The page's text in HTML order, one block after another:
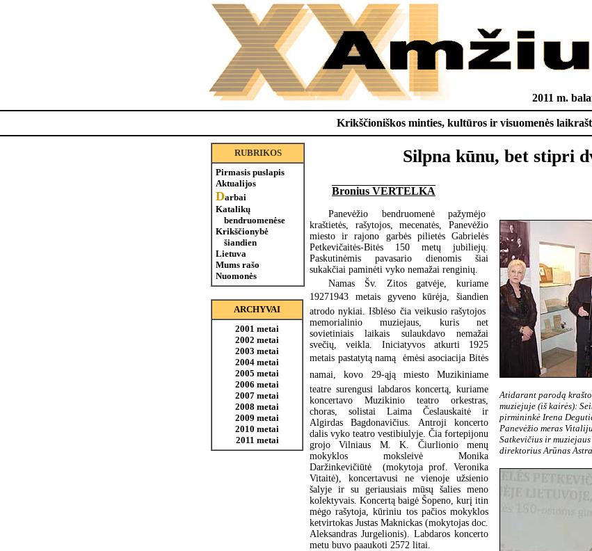
2011 m.
Krikščioniškos minties, kultūros ir visuomenės
RUBRIKOS
Pirmasis puslapis
Aktualijos
Darbai
Katalikų
bendruomenėse
Krikščionybė
šiandien
Lietuva
Mums rašo
Nuomonės
ARCHYVAI
2001 metai
2002 metai
2003 metai
2004 metai
2005 metai
2006 metai
2007 metai
2008 metai
2009 metai
2010 metai
2011 metai
Silpna kūnu, bet stipri
Bronius VERTELKA
Atidarant parodą
muziejuje (iš kairės):
pirmininkė Irena
Panevėžio meras
Satkevičius ir muziejaus
direktorius Arūnas
Panevėžio bendruomenė pažymėjo
kraštietės, rašytojos, mecenatės, Panevėžio
miesto ir rajono garbės pilietės Gabrielės
Petkevičaitės-Bitės 150 metų jubiliejų.
Paskutinėmis pavasario dienomis šiai
sukakčiai paminėti vyko nemažai renginių.
Namas Šv. Zitos gatvėje, kuriame
19271943 metais gyveno kūrėja, šiandien
atrodo nykiai. Išblėso čia veikusio rašytojos
memorialinio muziejaus, kuris net
sovietiniais laikais sulaukdavo nemažai
svečių, veikla. Iniciatyvos atkurti 1925
metais pastatytą namą ėmėsi asociacija Bitės
namai, kovo 29-ąją miesto Muzikiniame
teatre surengusi labdaros koncertą, kuriame
koncertavo Muzikinio teatro orkestras,
choras, solistai Laima Česlauskaitė ir
Algirdas Bagdonavičius. Antroji koncerto
dalis vyko teatro vestibiulyje. Čia fortepijonu
grojo Vilniaus M. K. Čiurlionio menų
mokyklos moksleivė Monika
Daržinkevičiūtė (mokytoja prof. Veronika
Vitaitė), koncertavusi ne vienoje užsienio
šalyje ir su geriausiais mūsų šalies meno
kolektyvais. Koncertą baigė Šopeno, kurį itin
mėgo rašytoja, kūriniu tos pačios mokyklos
ketvirtokas Justas Maknickas (mokytojas doc.
Aleksandras Jurgelionis). Labdaros koncerto
metu buvo paaukoti 2572 litai.